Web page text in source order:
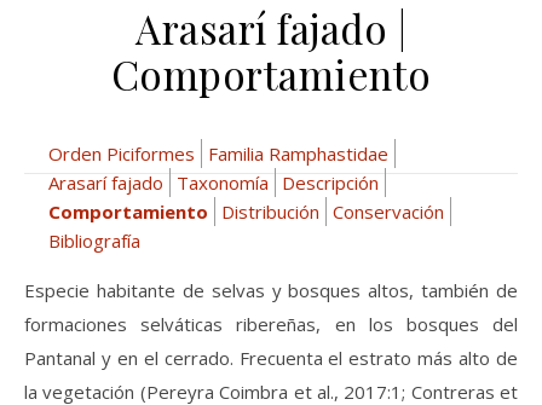
Arasarí fajado |
Comportamiento
Orden Piciformes
Familia Ramphastidae
Arasarí fajado
Taxonomía
Descripción
Comportamiento
Distribución Conservación
Bibliografía
Especie habitante de selvas y bosques altos, también de
formaciones selváticas ribereñas, en los bosques del
Pantanal y en el cerrado. Frecuenta el estrato más alto de
la vegetación (Pereyra Coimbra et al., 2017:1; Contreras et